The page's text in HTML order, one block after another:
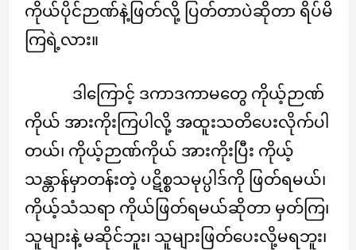
ကိုယ်ပိုင်ဉာဏ်နဲ့ဖြတ်လို့ ပြတ်တာပဲဆိုတာ ရိပ်မိ
ကြရဲ့လား။
ဒါကြောင့် ဒကာဒကာမတွေ ကိုယ့်ဉာဏ်
ကိုယ် အားကိုးကြပါလို့ အထူးသတိပေးလိုက်ပါ
တယ်၊ ကိုယ့်ဉာဏ်ကိုယ် အားကိုးပြီး ကိုယ့်
သန္တာန်မှာတန်းတဲ့ ပဋိစ္စသမုပ္ပါဒ်ကို ဖြတ်ရမယ်၊
ကိုယ့်သံသရာ ကိုယ်ဖြတ်ရမယ်ဆိုတာ မှတ်ကြ၊
သူများနဲ့ မဆိုင်ဘူး၊ သူများဖြတ်ပေးလို့မရဘူး၊